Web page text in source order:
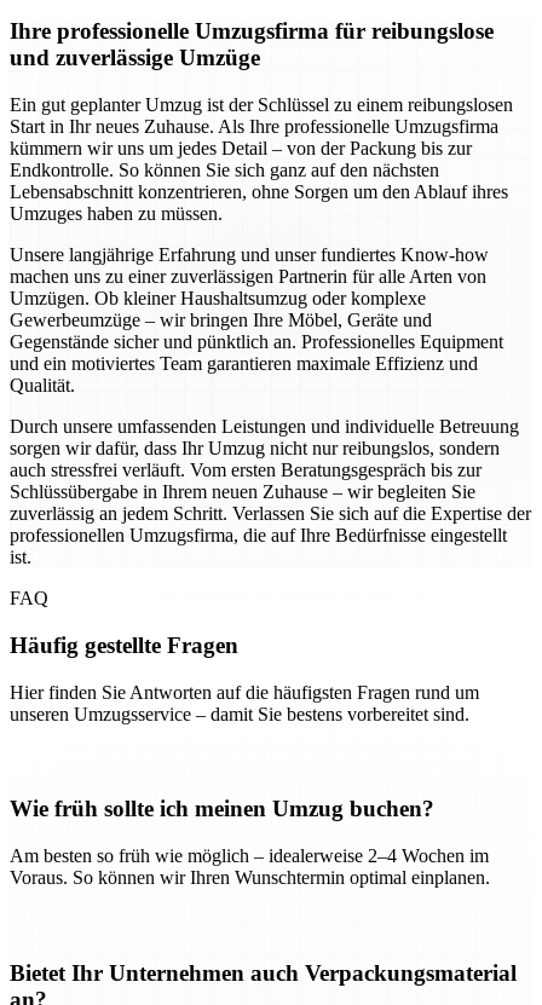
Ihre professionelle Umzugsfirma für reibungslose
und zuverlässige Umzüge
Ein gut geplanter Umzug ist der Schlüssel zu einem reibungslosen
Start in Ihr neues Zuhause. Als Ihre professionelle Umzugsfirma
kümmern wir uns um jedes Detail – von der Packung bis zur
Endkontrolle. So können Sie sich ganz auf den nächsten
Lebensabschnitt konzentrieren, ohne Sorgen um den Ablauf ihres
Umzuges haben zu müssen.
Unsere langjährige Erfahrung und unser fundiertes Know-how
machen uns zu einer zuverlässigen Partnerin für alle Arten von
Umzügen. Ob kleiner Haushaltsumzug oder komplexe
Gewerbeumzüge – wir bringen Ihre Möbel, Geräte und
Gegenstände sicher und pünktlich an. Professionelles Equipment
und ein motiviertes Team garantieren maximale Effizienz und
Qualität.
Durch unsere umfassenden Leistungen und individuelle Betreuung
sorgen wir dafür, dass Ihr Umzug nicht nur reibungslos, sondern
auch stressfrei verläuft. Vom ersten Beratungsgespräch bis zur
Schlüssübergabe in Ihrem neuen Zuhause – wir begleiten Sie
zuverlässig an jedem Schritt. Verlassen Sie sich auf die Expertise der
professionellen Umzugsfirma, die auf Ihre Bedürfnisse eingestellt
ist.
FAQ
Häufig gestellte Fragen
Hier finden Sie Antworten auf die häufigsten Fragen rund um
unseren Umzugsservice – damit Sie bestens vorbereitet sind.
Wie früh sollte ich meinen Umzug buchen?
Am besten so früh wie möglich – idealerweise 2–4 Wochen im
Voraus. So können wir Ihren Wunschtermin optimal einplanen.
Bietet Ihr Unternehmen auch Verpackungsmaterial
an?